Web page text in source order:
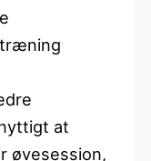
at
øvesession,